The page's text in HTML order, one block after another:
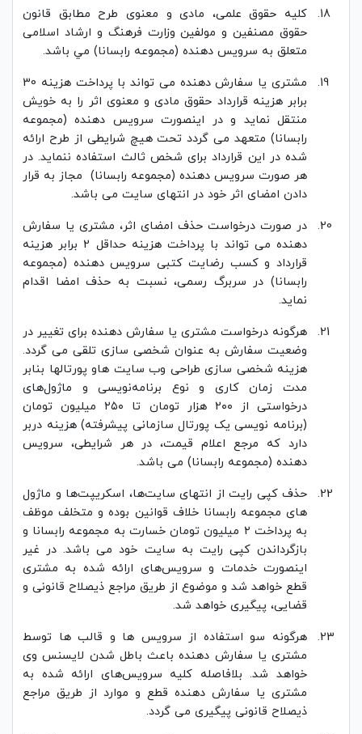
كليه حقوق علمی، مادی و معنوی طرح مطابق قانون
حقوق مصنفین و مولفین وزارت فرهنگ و ارشاد اسلامی
متعلق به سرویس دهنده (مجموعه رابسانا) مي باشد.
مشتری یا سفارش دهنده می تواند با پرداخت هزینه 30
برابر هزینه قرارداد حقوق مادی و معنوی اثر را به خویش
منتقل نماید و در اینصورت سرویس دهنده (مجموعه
رابسانا) متعهد می گردد تحت هیچ شرایطی از طرح ارائه
شده در این قرارداد برای شخص ثالث استفاده ننماید. در
هر صورت سرویس دهنده (مجموعه رابسانا) مجاز به قرار
دادن امضای اثر خود در انتهای سایت می باشد.
در صورت درخواست حذف امضای اثر، مشتری یا سفارش
دهنده می تواند با پرداخت هزینه حداقل 2 برابر هزینه
قرارداد و کسب رضایت کتبی سرویس دهنده (مجموعه
رابسانا) در سربرگ رسمی، نسبت به حذف امضا اقدام
نماید.
هرگونه درخواست مشتری یا سفارش دهنده برای تغییر در
وضعیت سفارش به عنوان شخصی سازی تلقی می گردد.
هزینه شخصی سازی طراحی وب سایت هاو پورتالها بنابر
مدت زمان کاری و نوع برنامه‌نویسی و ماژول‌های
درخواستی از 2۰۰ هزار تومان تا ۲۵۰ میلیون تومان
(برنامه نویسی یک پورتال سازمانی پیشرفته) هزینه دربر
دارد که مرجع اعلام قیمت، در هر شرایطی، سرویس
دهنده (مجموعه رابسانا) می باشد.
حذف کپی رایت از انتهای سایت‌ها، اسکریپت‌ها و ماژول
های مجموعه رابسانا خلاف قوانین بوده و متخلف موظف
به پرداخت ۲ میلیون تومان خسارت به مجموعه رابسانا و
بازگرداندن کپی رایت به سایت خود می باشد. در غیر
اینصورت خدمات و سرویس‌های ارائه شده به مشتری
قطع خواهد شد و موضوع از طریق مراجع ذیصلاح قانونی و
قضایی، پیگیری خواهد شد.
هرگونه سو استفاده از سرویس ها و قالب ها توسط
مشتری یا سفارش دهنده باعث باطل شدن لایسنس وی
خواهد شد. بلافاصله کلیه سرویس‌های ارائه شده به
مشتری یا سفارش دهنده قطع و موارد از طریق مراجع
ذیصلاح قانونی پیگیری می گردد.